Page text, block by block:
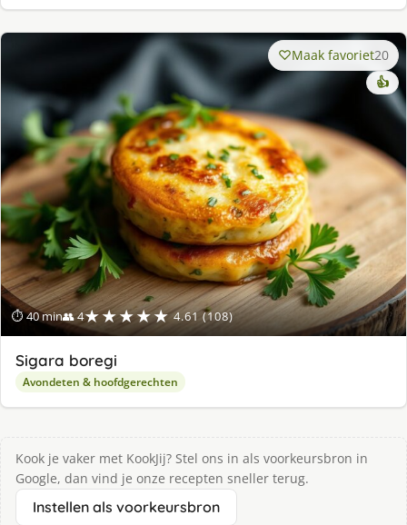
⏱ 40 min👥 4★★★★★ 4.61 (108)
Maak favoriet20
👍
Sigara boregi
Avondeten & hoofdgerechten
Kook je vaker met KookJij? Stel ons in als voorkeursbron in
Google, dan vind je onze recepten sneller terug.
Instellen als voorkeursbron